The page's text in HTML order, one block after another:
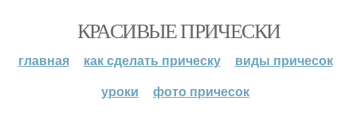
КРАСИВЫЕ ПРИЧЕСКИ
главная как сделать прическу
виды причесок
уроки
фото причесок